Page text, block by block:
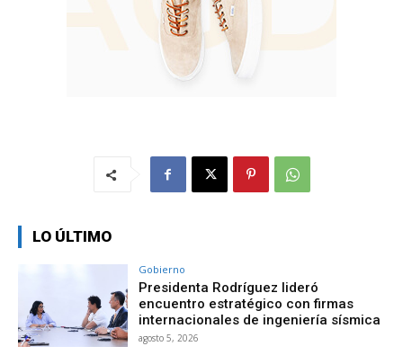
LO ÚLTIMO
Gobierno
Presidenta Rodríguez lideró
encuentro estratégico con firmas
internacionales de ingeniería sísmica
agosto 5, 2026